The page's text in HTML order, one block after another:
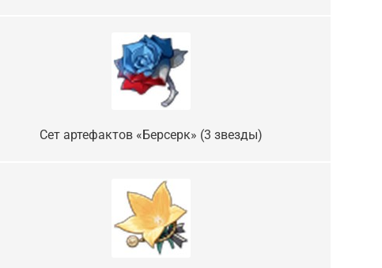
Сет артефактов «Берсерк» (3 звезды)